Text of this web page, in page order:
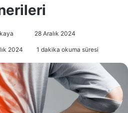
e-
göndermek
28 Aralık 2024
2024 1 dakika okuma süresi